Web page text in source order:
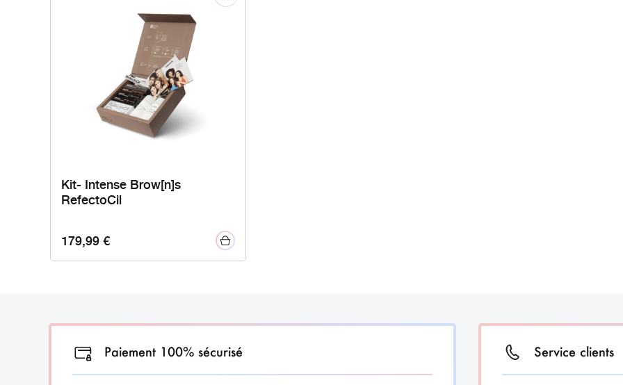
Kit- Intense Brow[n]s
RefectoCil
179,99€
Paiement 100% sécurisé Service clients